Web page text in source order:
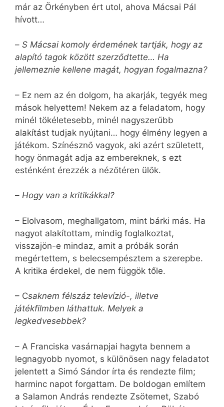
már az Örkényben ért utol, ahova Mácsai Pál
hívott…
– S Mácsai komoly érdemének tartják, hogy az
alapító tagok között szerződtette… Ha
jellemeznie kellene magát, hogyan fogalmazna?
– Ez nem az én dolgom, ha akarják, tegyék meg
mások helyettem! Nekem az a feladatom, hogy
minél tökéletesebb, minél nagyszerűbb
alakítást tudjak nyújtani… hogy élmény legyen a
játékom. Színésznő vagyok, aki azért született,
hogy önmagát adja az embereknek, s ezt
esténként érezzék a nézőtéren ülők.
– Hogy van a kritikákkal?
– Elolvasom, meghallgatom, mint bárki más. Ha
nagyot alakítottam, mindig foglalkoztat,
visszajön-e mindaz, amit a próbák során
megértettem, s belecsempésztem a szerepbe.
A kritika érdekel, de nem függök tőle.
– Csaknem félszáz televízió-, illetve
játékfilmben láthattuk. Melyek a
legkedvesebbek?
– A Franciska vasárnapjai hagyta bennem a
legnagyobb nyomot, s különösen nagy feladatot
jelentett a Simó Sándor írta és rendezte film;
harminc napot forgattam. De boldogan említem
a Salamon András rendezte Zsötemet, Szabó